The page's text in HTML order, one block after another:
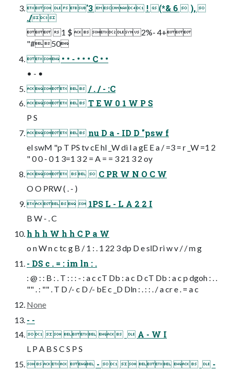
 '3  ! (*& 6  ), 
./
 1 $  2%- 4+
"#50
 • • - • • • C • •
• - •
  / . / - :C
  T E W 0 1 W P S
P S
  nu D a - ID D "psw f
el swM "p T PS tv cE hl _W di l a gE E a / =3 = r _W =1 2
" 0 0 - 0 1 3=1 3 2 = A = = 3 21 3 2 oy
   C PR W N O C W
O O PRW ( . - )
  1PS L - L A 2 2 I
B W - . C
h h h W h h C P a W
o n W n c tc g B / 1 : . 1 22 3 dp D e slD ri w v / / m g
- DS c . = : im ln : .
: @ : : B : . T : : : - : a c cT Db : a c D cT Db : a c p dgoh : . .
"" . : "" . T D /- c D /- bE c _D Dln : . : : . / a cr e . = a c
None
- -
      A - W I
L P A B S C S P S
  -       -